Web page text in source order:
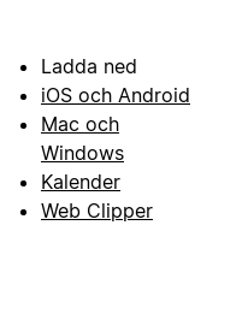
Ladda ned
iOS och Android
Mac och
Windows
Kalender
Web Clipper